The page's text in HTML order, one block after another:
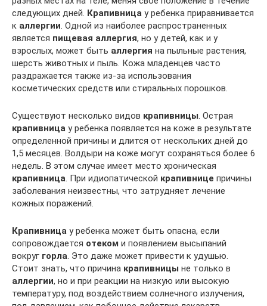
следующих дней. Крапивница у ребенка приравнивается
к аллергии. Одной из наиболее распространенных
является пищевая аллергия, но у детей, как и у
взрослых, может быть аллергия на пыльные растения,
шерсть животных и пыль. Кожа младенцев часто
раздражается также из-за использования
косметических средств или стиральных порошков.
Существуют несколько видов крапивницы. Острая
крапивница у ребенка появляется на коже в результате
определенной причины и длится от нескольких дней до
1,5 месяцев. Волдыри на коже могут сохраняться более 6
недель. В этом случае имеет место хроническая
крапивница. При идиопатической крапивнице причины
заболевания неизвестны, что затрудняет лечение
кожных поражений.
Крапивница у ребенка может быть опасна, если
сопровождается отеком и появлением высыпаний
вокруг горла. Это даже может привести к удушью.
Стоит знать, что причина крапивницы не только в
аллергии, но и при реакции на низкую или высокую
температуру, под воздействием солнечного излучения,